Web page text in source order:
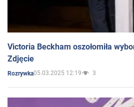
Victoria Beckham oszołomiła
Zdjęcie
Rozrywka05.03.2025 12:19 3